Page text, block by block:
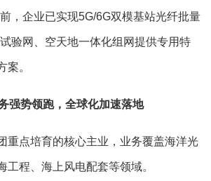
，企业已实现5G/6G双模基站光纤批量
试验网、空天地一体化组网提供专用特
案。
强势领跑，全球化加速落地
重点培育的核心主业，业务覆盖海洋光
工程、海上风电配套等领域。